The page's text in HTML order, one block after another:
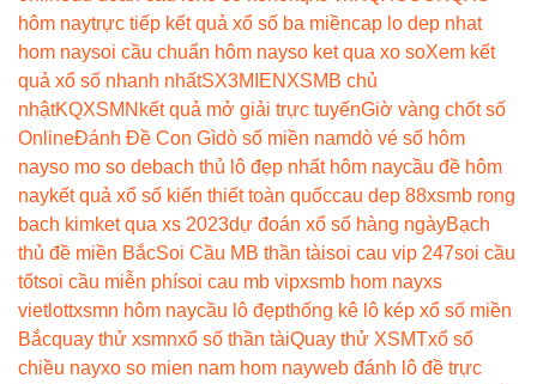
hôm naytrực tiếp kết quả xổ số ba miềncap lo dep nhat
hom naysoi cầu chuẩn hôm nayso ket qua xo soXem kết
quả xổ số nhanh nhấtSX3MIEN XSMB chủ
nhậtKQXSMN kết quả mở giải trực tuyếnGiờ vàng chốt số
OnlineĐánh Đề Con Gìdò số miền namdò vé số hôm
nayso mo so debach thủ lô đẹp nhất hôm naycầu đề hôm
naykết quả xổ số kiến thiết toàn quốccau dep 88xsmb rong
bach kimket qua xs 2023dự đoán xổ số hàng ngàyBạch
thủ đề miền BắcSoi Cầu MB thần tàisoi cau vip 247soi cầu
tốtsoi cầu miễn phísoi cau mb vipxsmb hom nayxs
vietlottxsmn hôm naycầu lô đẹpthống kê lô kép xổ số miền
Bắcquay thử xsmnxổ số thần tàiQuay thử XSMTxổ số
chiều nayxo so mien nam hom nayweb đánh lô đề trực